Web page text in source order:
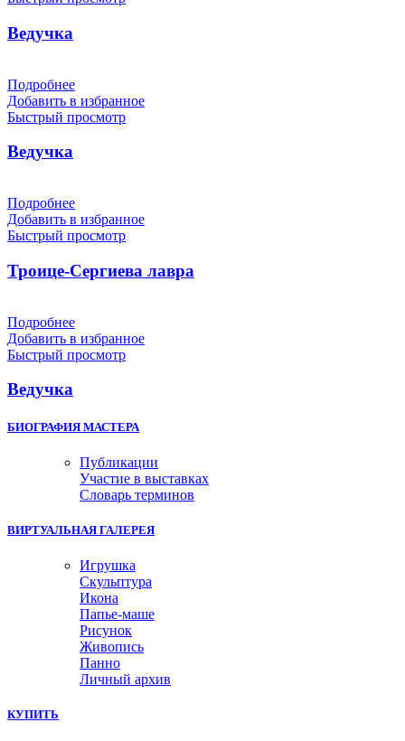
Ведучка
Подробнее
Добавить в избранное
Быстрый просмотр
Ведучка
Подробнее
Добавить в избранное
Быстрый просмотр
Троице-Сергиева лавра
Подробнее
Добавить в избранное
Быстрый просмотр
Ведучка
БИОГРАФИЯ МАСТЕРА
Публикации
Участие в выставках
Словарь терминов
ВИРТУАЛЬНАЯ ГАЛЕРЕЯ
Игрушка
Скульптура
Икона
Папье-маше
Рисунок
Живопись
Панно
Личный архив
КУПИТЬ